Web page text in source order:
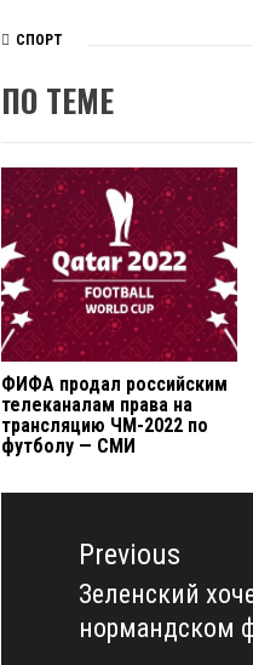
СПОРТ
ПО ТЕМЕ
ФИФА продал российским
телеканалам права на
трансляцию ЧМ-2022 по
футболу — СМИ
Навигация
записямPrevious
Previous
post:
Зеленский
нормандском